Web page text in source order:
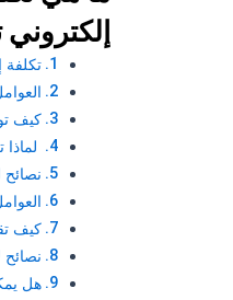
تكلفة
كيف
نصائح
كيف
هل